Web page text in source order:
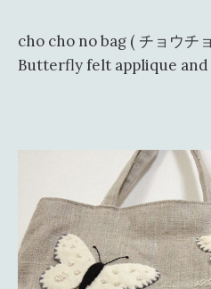
cho cho no bag ( チョウチ
Butterfly felt applique